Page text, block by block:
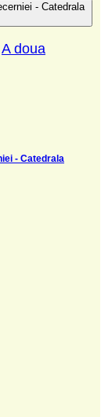
- Catedrala
A doua
- Catedrala